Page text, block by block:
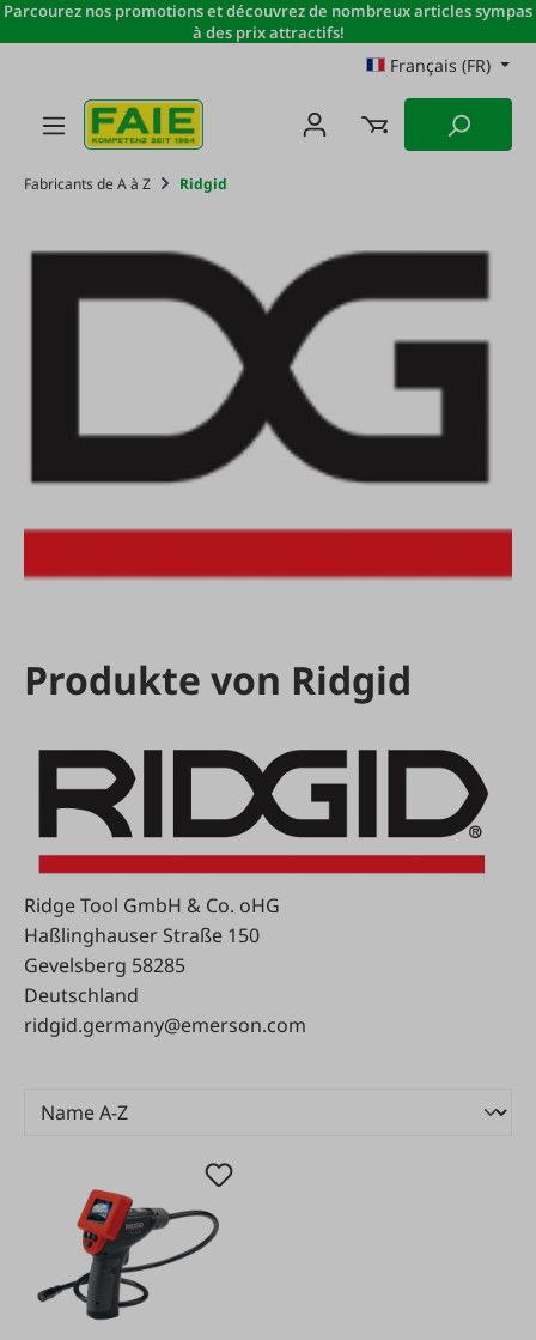
Passer au contenu principal
Parcourez nos promotions et découvrez de nombreux articles sympas
à des prix attractifs!
Français (FR)
Fabricants de A à Z Ridgid
Produkte von Ridgid
Ridge Tool GmbH & Co. oHG
Haßlinghauser Straße 150
Gevelsberg 58285
Deutschland
ridgid.germany@emerson.com